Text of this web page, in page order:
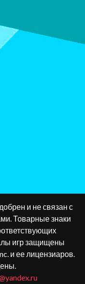
и не связан с
Товарные знаки
игр защищены
и ее лицензиаров.